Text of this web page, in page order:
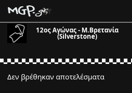
12ος Αγώνας - Μ.Βρετανία
(Silverstone)
Δεν βρέθηκαν αποτελέσματα